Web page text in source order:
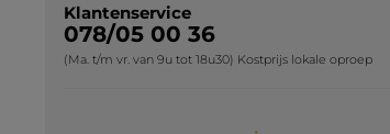
Klantenservice
078/05 00 36
(Ma. t/m vr. van 9u tot 18u30) Kostprijs lokale oproep